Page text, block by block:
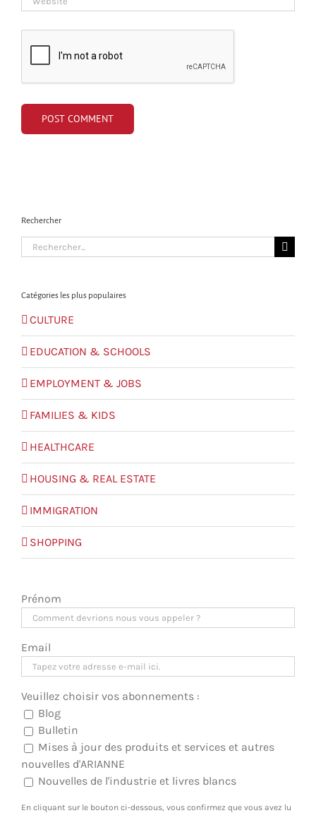
Rechercher
Search
for:
Catégories les plus populaires
CULTURE
EDUCATION & SCHOOLS
EMPLOYMENT & JOBS
FAMILIES & KIDS
HEALTHCARE
HOUSING & REAL ESTATE
IMMIGRATION
SHOPPING
Prénom
Email
Veuillez choisir vos abonnements :
Blog
Bulletin
Mises à jour des produits et services et autres
nouvelles d'ARIANNE
Nouvelles de l'industrie et livres blancs
En cliquant sur le bouton ci-dessous, vous confirmez que vous avez lu